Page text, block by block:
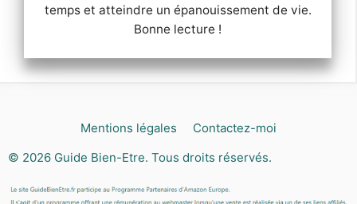
temps et atteindre un épanouissement de vie.
Bonne lecture !
Mentions légales
Contactez-moi
© 2026 Guide Bien-Etre. Tous droits réservés.